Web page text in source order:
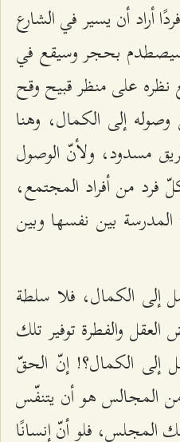
أراد أن يسير في الشارع
بحجر وسيقع في
نظره على منظر قبيح وقح
إلى الكمال، وهنا
مسدود، ولأنّ الوصول
من أفراد المجتمع،
بين نفسها وبين
إلى الكمال، فلا سلطة
والفطرة توفير تلك
إلى الكمال؟! إنّ الحقّ
المجالس هو أن يتنفّس
المجلس، فلو أنّ إنسانًا